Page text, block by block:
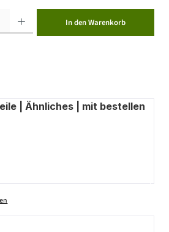
In den Warenkorb
| Ähnliches | mit bestellen